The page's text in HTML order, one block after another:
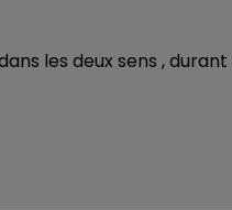
LA POP
les deux sens ,